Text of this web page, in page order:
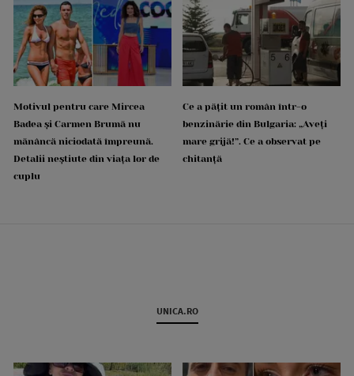
Motivul pentru care Mircea
Badea și Carmen Brumă nu
mănâncă niciodată împreună.
Detalii neștiute din viața lor de
cuplu
Ce a pățit un român într-o
benzinărie din Bulgaria: „Aveți
mare grijă!”. Ce a observat pe
chitanță
UNICA.RO